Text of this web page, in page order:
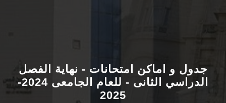
القطاعات
جدول و اماكن امتحانات - نهاية الفصل
الدراسي الثانى - للعام الجامعى 2024-
2025